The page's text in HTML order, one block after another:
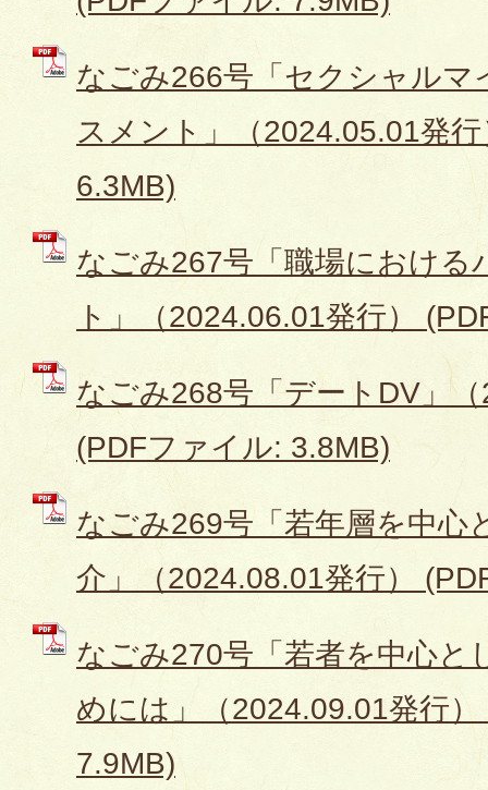
なごみ266号「セクシャル
スメント」（2024.05.01発
6.3MB)
なごみ267号「職場における
ト」（2024.06.01発行）
なごみ268号「デートDV」
(PDFファイル: 3.8MB)
なごみ269号「若年層を中心
介」（2024.08.01発行）
なごみ270号「若者を中心と
めには」（2024.09.01発行
7.9MB)